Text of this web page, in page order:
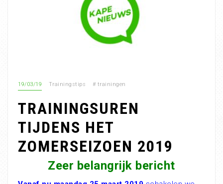
19/03/19 Trainingstips # trainingen
TRAININGSUREN
TIJDENS HET
ZOMERSEIZOEN 2019
Zeer belangrijk bericht